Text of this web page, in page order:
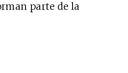
parte de la